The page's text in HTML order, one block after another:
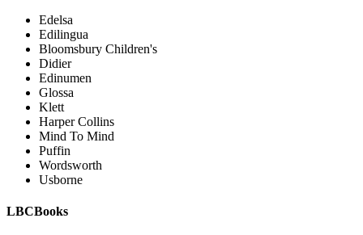
Edelsa
Edilingua
Bloomsbury Children's
Didier
Edinumen
Glossa
Klett
Harper Collins
Mind To Mind
Puffin
Wordsworth
Usborne
LBCBooks